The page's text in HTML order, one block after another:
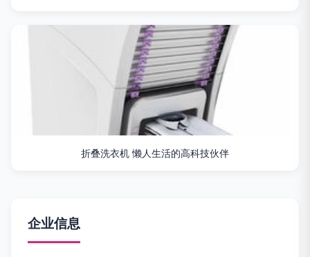
折叠洗衣机 懒人生活的高科技伙伴
企业信息